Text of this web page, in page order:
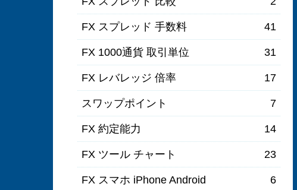
FX スプレッド 手数料 41
FX 1000通貨 取引単位 31
FX レバレッジ 倍率 17
スワップポイント 7
FX 約定能力 14
FX ツール チャート 23
FX スマホ iPhone Android 6